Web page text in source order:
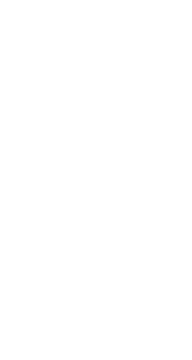
使命 奋进复兴征程丨宝塔山下